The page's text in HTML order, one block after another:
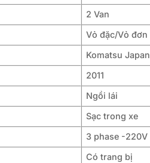
2 Van
Vỏ đặc/Vỏ đơn
Komatsu Japan
2011
Ngồi lái
Sạc trong xe
3 phase -220V
Có trang bị